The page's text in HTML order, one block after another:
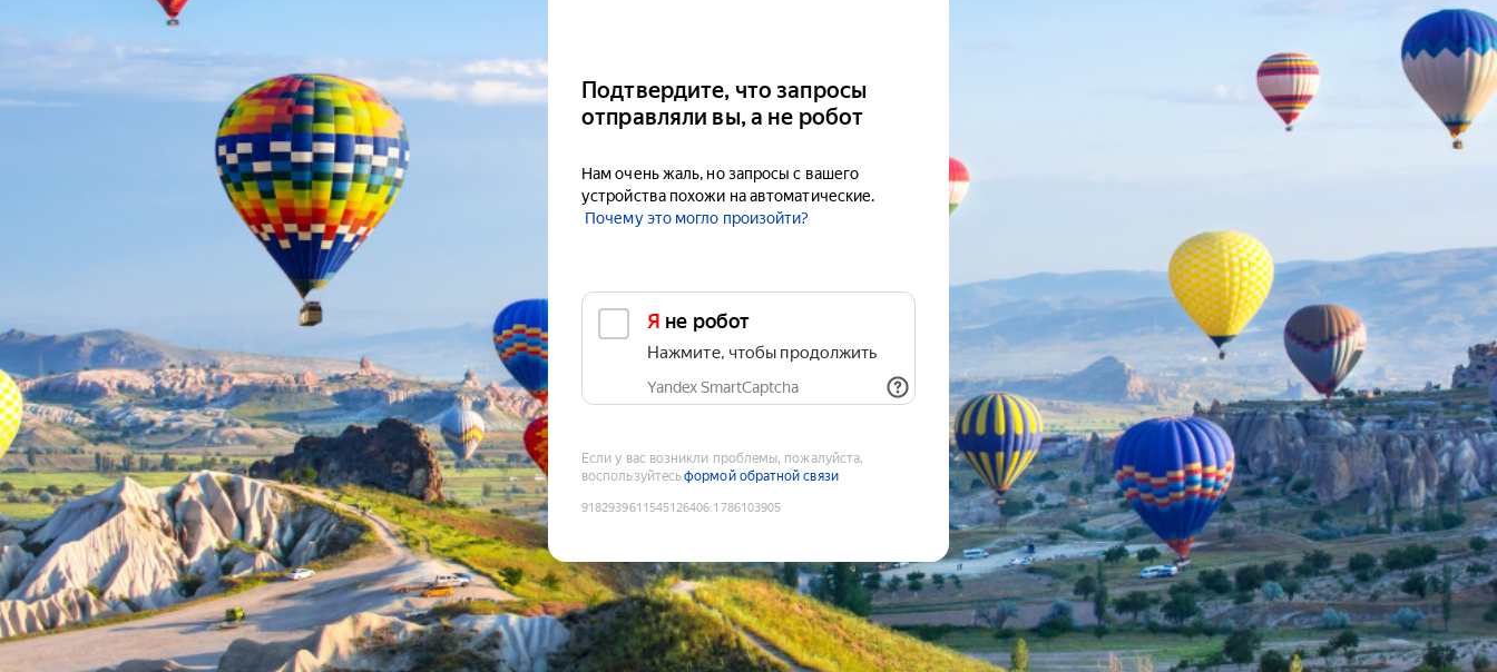
Подтвердите, что запросы
отправляли вы, а не робот
Нам очень жаль, но запросы с вашего
устройства похожи на автоматические.
Почему это могло произойти?
Я не робот
Нажмите, чтобы продолжить
Yandex SmartCaptcha
Если у вас возникли проблемы, пожалуйста,
воспользуйтесьформой обратной связи
9182939611545126406:1786103905